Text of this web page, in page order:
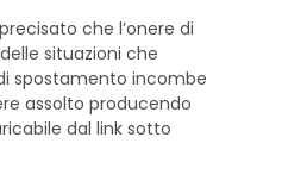
che l’onere di
situazioni che
spostamento incombe
assolto producendo
dal link sotto